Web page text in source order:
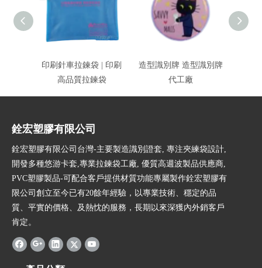
印刷針車拉鍊袋 | 印刷
高品質拉鍊袋
造型識別牌 造型識別牌
代工廠
銓宏塑膠有限公司
銓宏塑膠有限公司台灣-主要製造識別證套, 專注夾練袋設計,
開發多種悠游卡套,專業拉鍊袋工廠, 優質高週波製品供應商,
PVC塑膠製品-可配合客戶提供材質功能專屬製作銓宏塑膠有
限公司創立至今已有20餘年經驗，以專業技術、穩定的品
質、平實的價格、及熱忱的服務，長期以來深獲內外銷客戶
肯定。